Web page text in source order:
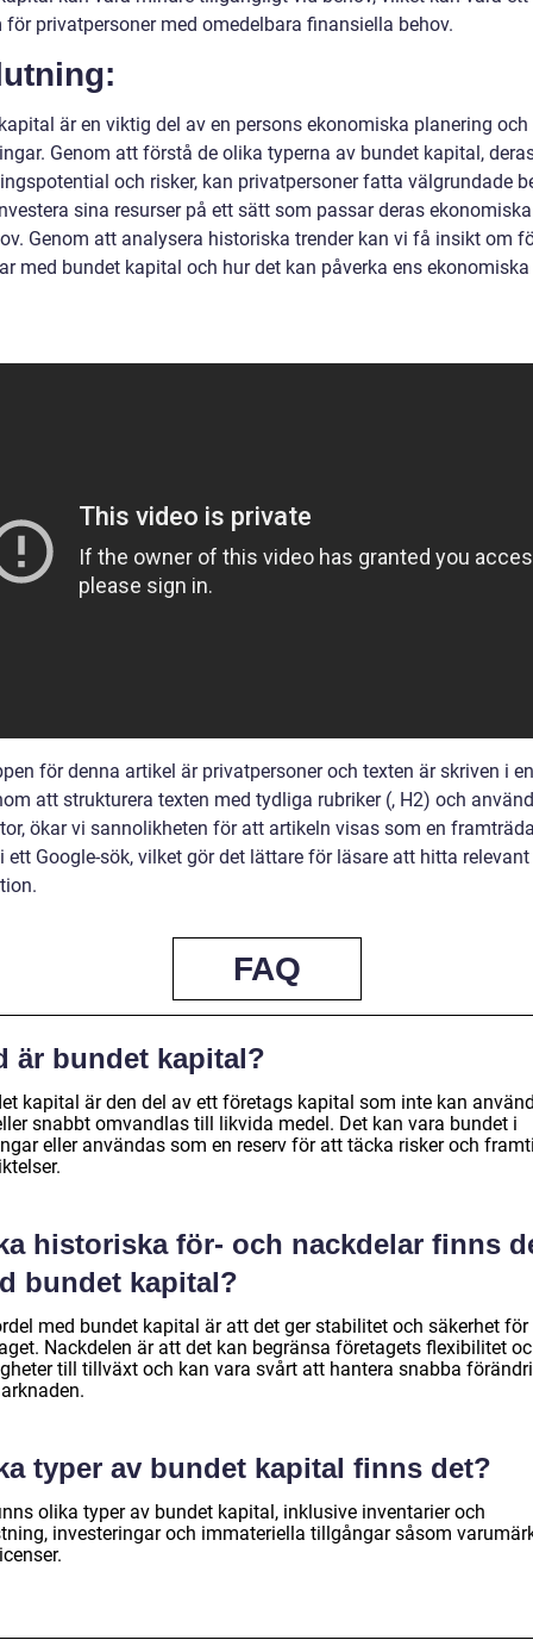
för privatpersoner med omedelbara finansiella behov.
är en viktig del av en persons ekonomiska planering och
Genom att förstå de olika typerna av bundet kapital,
och risker, kan privatpersoner fatta välgrundade
sina resurser på ett sätt som passar deras
Genom att analysera historiska trender kan vi få insikt om
med bundet kapital och hur det kan påverka ens ekonomiska
för denna artikel är privatpersoner och texten är skriven i
att strukturera texten med tydliga rubriker (, H2) och
ökar vi sannolikheten för att artikeln visas som en
ett Google-sök, vilket gör det lättare för läsare att hitta relevant
FAQ
är bundet kapital?
kapital är den del av ett företags kapital som inte kan
snabbt omvandlas till likvida medel. Det kan vara bundet i
eller användas som en reserv för att täcka risker och
historiska för- och nackdelar finns
bundet kapital?
med bundet kapital är att det ger stabilitet och säkerhet för
Nackdelen är att det kan begränsa företagets flexibilitet
till tillväxt och kan vara svårt att hantera snabba
typer av bundet kapital finns det?
olika typer av bundet kapital, inklusive inventarier och
investeringar och immateriella tillgångar såsom